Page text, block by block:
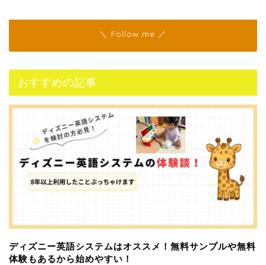
＼ Follow me ／
おすすめの記事
ディズニー英語システムはオススメ！無料サンプルや無料
体験もあるから始めやすい！